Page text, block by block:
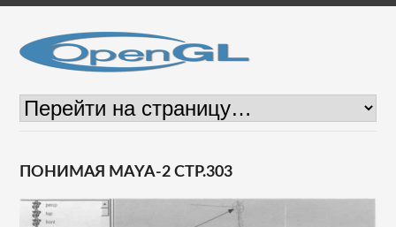
ПОНИМАЯ MAYA-2 СТР.303